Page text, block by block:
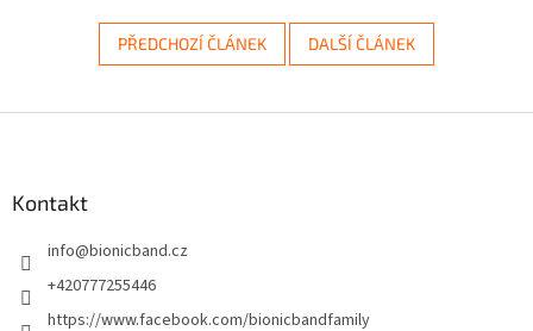
PŘEDCHOZÍ ČLÁNEK DALŠÍ ČLÁNEK
Kontakt
info@bionicband.cz
+420777255446
https://www.facebook.com/bionicbandfamily